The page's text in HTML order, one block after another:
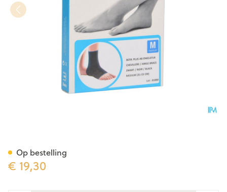
€ 19,30
Op bestelling